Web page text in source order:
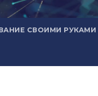
СВОИМИ РУКАМИ